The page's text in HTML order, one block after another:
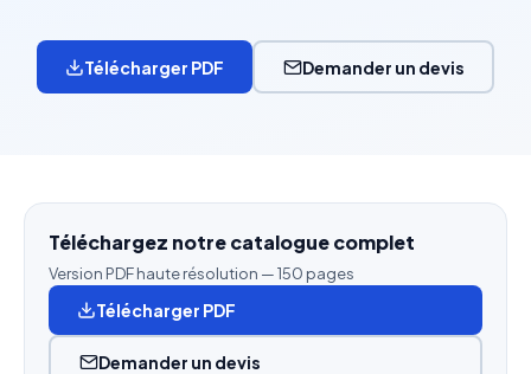
Télécharger PDF Demander un devis
Téléchargez notre catalogue complet
Version PDF haute résolution — 150 pages
Télécharger PDF
Demander un devis